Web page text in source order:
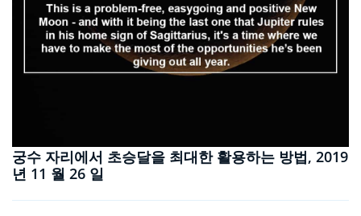
궁수 자리에서 초승달을 최대한 활용하는 방법, 2019
년 11 월 26 일